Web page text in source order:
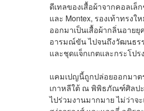
ดีเทลของเสื้อผ้าจากคอลเ
และ Montex, รองเท้าทรง
ออกมาเป็นเสื้อผ้ากลิ่นอาย
อารมณ์ขัน ไปจนถึงวัฒนธรร
และชุดแจ็กเกตและกระโปร
แคมเปญนี้ถูกปล่อยออกมาต
เกาหลีใต้ ณ พิพิธภัณฑ์ศิลปะ
ไปร่วมงานมากมาย ไม่ว่าจะ